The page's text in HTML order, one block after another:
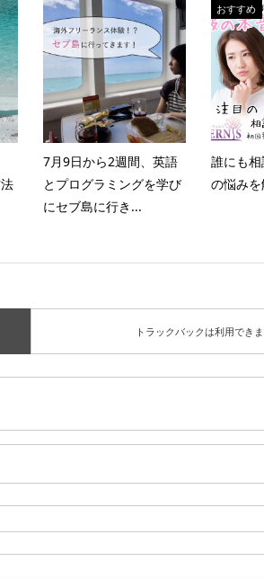
7月9日から2週間、英語
とプログラミングを学び
にセブ島に行き...
おすすめ
誰にも
の悩み
トラックバックは利用できま